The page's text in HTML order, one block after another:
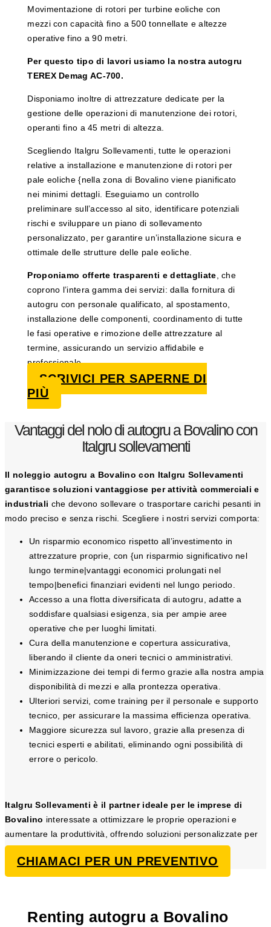
Movimentazione di rotori per turbine eoliche con
mezzi con capacità fino a 500 tonnellate e altezze
operative fino a 90 metri.
Per questo tipo di lavori usiamo la nostra autogru
TEREX Demag AC-700.
Disponiamo inoltre di attrezzature dedicate per la
gestione delle operazioni di manutenzione dei rotori,
operanti fino a 45 metri di altezza.
Scegliendo Italgru Sollevamenti, tutte le operazioni
relative a installazione e manutenzione di rotori per
pale eoliche {nella zona di Bovalino viene pianificato
nei minimi dettagli. Eseguiamo un controllo
preliminare sull’accesso al sito, identificare potenziali
rischi e sviluppare un piano di sollevamento
personalizzato, per garantire un’installazione sicura e
ottimale delle strutture delle pale eoliche.
Proponiamo offerte trasparenti e dettagliate, che
coprono l’intera gamma dei servizi: dalla fornitura di
autogru con personale qualificato, al spostamento,
installazione delle componenti, coordinamento di tutte
le fasi operative e rimozione delle attrezzature al
termine, assicurando un servizio affidabile e
professionale.
SCRIVICI PER SAPERNE DI
PIÙ
Vantaggi del nolo di autogru a Bovalino con
Italgru sollevamenti
Il noleggio autogru a Bovalino con Italgru Sollevamenti
garantisce soluzioni vantaggiose per attività commerciali e
industriali che devono sollevare o trasportare carichi pesanti in
modo preciso e senza rischi. Scegliere i nostri servizi comporta:
Un risparmio economico rispetto all’investimento in
attrezzature proprie, con {un risparmio significativo nel
lungo termine|vantaggi economici prolungati nel
tempo|benefici finanziari evidenti nel lungo periodo.
Accesso a una flotta diversificata di autogru, adatte a
soddisfare qualsiasi esigenza, sia per ampie aree
operative che per luoghi limitati.
Cura della manutenzione e copertura assicurativa,
liberando il cliente da oneri tecnici o amministrativi.
Minimizzazione dei tempi di fermo grazie alla nostra ampia
disponibilità di mezzi e alla prontezza operativa.
Ulteriori servizi, come training per il personale e supporto
tecnico, per assicurare la massima efficienza operativa.
Maggiore sicurezza sul lavoro, grazie alla presenza di
tecnici esperti e abilitati, eliminando ogni possibilità di
errore o pericolo.
Italgru Sollevamenti è il partner ideale per le imprese di
Bovalino interessate a ottimizzare le proprie operazioni e
aumentare la produttività, offrendo soluzioni personalizzate per
ogni progetto di sollevamento e movimentazione.
CHIAMACI PER UN PREVENTIVO
Renting autogru a Bovalino